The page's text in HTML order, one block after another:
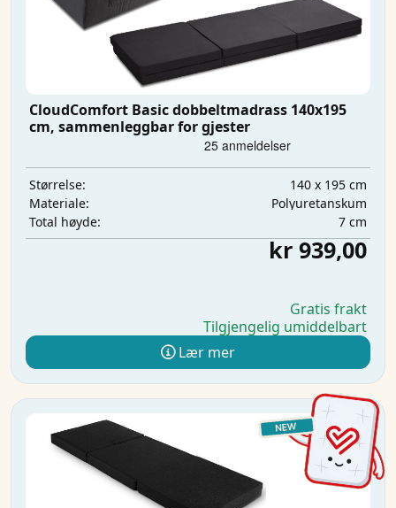
CloudComfort Basic dobbeltmadrass 140x195
cm, sammenleggbar for gjester
Størrelse:
140 x 195 cm
Materiale:
Polyuretanskum
Total høyde:
7 cm
kr 939,00
Gratis frakt
Tilgjengelig umiddelbart
Lær mer